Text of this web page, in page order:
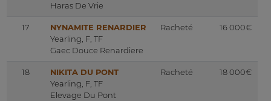
Haras De Vrie
17
NYNAMITE RENARDIER
Yearling, F, TF
Gaec Douce Renardiere
Racheté 16 000€
18
NIKITA DU PONT
Yearling, F, TF
Elevage Du Pont
Racheté 18 000€